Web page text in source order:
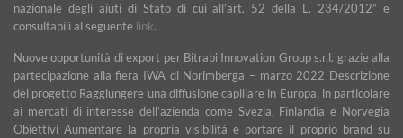
nazionale degli aiuti di Stato di cui all’art. 52 della L. 234/2012” e
consultabili al seguente link.
Nuove opportunità di export per Bitrabi Innovation Group s.r.l. grazie alla
partecipazione alla fiera IWA di Norimberga – marzo 2022 Descrizione
del progetto Raggiungere una diffusione capillare in Europa, in particolare
ai mercati di interesse dell’azienda come Svezia, Finlandia e Norvegia
Obiettivi Aumentare la propria visibilità e portare il proprio brand su